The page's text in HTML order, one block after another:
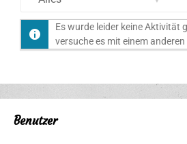
Es wurde leider keine Aktivität
versuche es mit einem anderen
Benutzer